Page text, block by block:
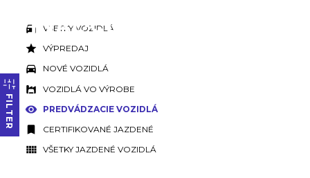
FILTER
VŠETKY VOZIDLÁ
VÝPREDAJ
NOVÉ VOZIDLÁ
VOZIDLÁ VO VÝROBE
PREDVÁDZACIE VOZIDLÁ
CERTIFIKOVANÉ JAZDENÉ
VŠETKY JAZDENÉ VOZIDLÁ